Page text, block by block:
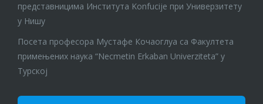
представницима Института Konfucije при Универзитету
у Нишу
Посета професора Мустафе Кочаоглуа са Факултета
примењених наука “Necmetin Erkaban Univerziteta” у
Турској